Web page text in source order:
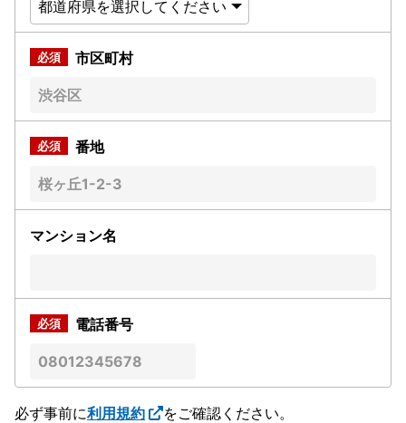
市区町村
番地
マンション名
電話番号
必ず事前に利用規約
をご確認ください。